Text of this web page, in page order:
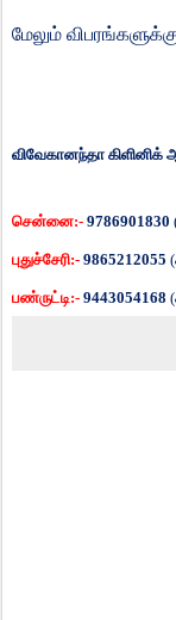
மேலும்
விவேகானந்தா
சென்னை:- 9786901830
புதுச்சேரி:- 9865212055 (
பண்ருட்டி:- 9443054168 (